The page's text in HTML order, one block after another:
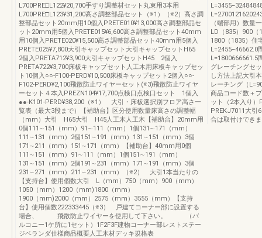
L700PRE□L122¥20,700手すり調整材セット丸束用3本用
L700PRE□L123¥31,200高さ調整部品セット（※1）（※2）高さ調
整部品セット20mm用10個入PRETE010¥13,000高さ調整部品セ
ット20mm用5個入PRETE015¥6,600高さ調整部品セット40mm
用10個入PRETE020¥15,500高さ調整部品セット40mm用5個入
PRETE025¥7,800大引キャップセット大引キャップセットH65
2個入PRETA712¥3,900大引キャップセットH45 2個入
PRETA722¥3,700床板キャップセット人工木用床板キャップセッ
ト10個入○○-F100-PERD¥10,500床板キャップセット2個入○○-
F102-PERD¥2,100飛散防止ワイヤーセット(※3)飛散防止ワイヤ
ーセット４本入PREZN104¥17,700点検口点検口セット 1個入
●●-K101-PERD¥38,200（※1） 大引・床板選択別フロア高さ一
覧表（最大3段まで）【補助台】区分使用数量床高さの調整幅
（mm）大引 H65大引 H45人工木人工木【補助台】20mm用
0個111∼151（mm）91∼111（mm）1個131∼171（mm）
111∼131（mm）2個151∼191（mm）131∼151（mm）3個
171∼211（mm）151∼171（mm）【補助台】40mm用0個
111∼151（mm）91∼111（mm）1個151∼191（mm）
131∼151（mm）2個191∼231（mm）171∼191（mm）3個
231∼271（mm）211∼231（mm）（※2） 大引1本当たりの
【支持台】使用個数大引 L（mm）750（mm）900（mm）
1050（mm）1200（mm)1800（mm）
1900（mm)2000（mm）2575（mm）3555（mm）【支持
台】使用個数222333445（※3） 戸建てコーナー部に設置する
場合、 飛散防止ワイヤーを使用して下さい。 （バ
ルコニー1ケ所に1セット）1F2F3F建物コーナー部レストステー
ジベランダ仕様商品概要人工木材デッキ規格表
（端部用）数量
LD（835）900（
1800（1835）
グレーチングセ
し方法上記大引
レーチング（
商品コード数＋
ット（2本入り）
PREKJ7011大引
合は取付けでき